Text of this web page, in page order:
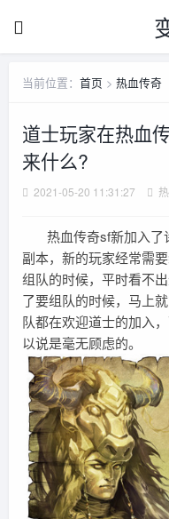
当前位置： 首页 > 热血传奇
道士玩家在热血
来什么?
2021-05-20 11:31:27
热血传奇sf新加入了
副本，新的玩家经常需
组队的时候，平时看不
了要组队的时候，马上
队都在欢迎道士的加入
以说是毫无顾虑的。